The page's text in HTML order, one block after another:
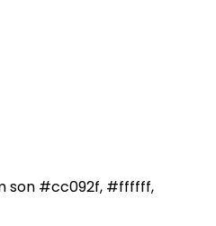
son #cc092f, #ffffff,